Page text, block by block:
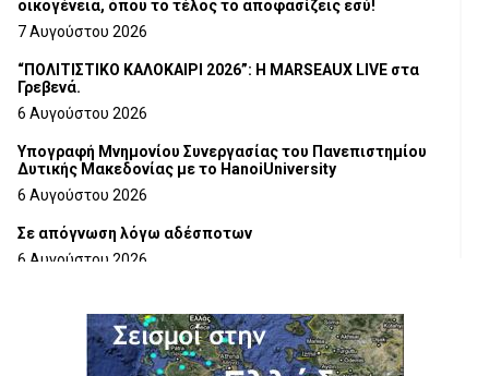
οικογένεια, όπου το τέλος το αποφασίζεις εσύ!
7 Αυγούστου 2026
“ΠΟΛΙΤΙΣΤΙΚΟ ΚΑΛΟΚΑΙΡΙ 2026”: Η MARSEAUX LIVE στα
Γρεβενά.
6 Αυγούστου 2026
Υπογραφή Μνημονίου Συνεργασίας του Πανεπιστημίου
Δυτικής Μακεδονίας με το HanoiUniversity
6 Αυγούστου 2026
Σε απόγνωση λόγω αδέσποτων
6 Αυγούστου 2026
6 Αυγούστου 2026
Ολοκληρώνεται η ασφαλτόστρωση της οδού Περιβόλι –